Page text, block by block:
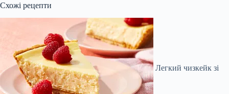
Схожі рецепти
Легкий чизкейк зі